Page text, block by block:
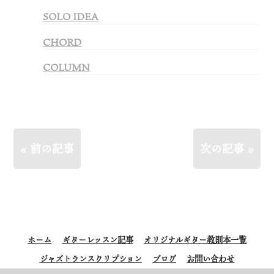
SOLO IDEA
CHORD
COLUMN
« 前の記事 次の記事 »
ホーム ギターレッスン記事
オリジナルギター教則本一覧
ジャズトランスクリプション
ブログ お問い合わせ